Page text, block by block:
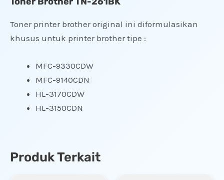
Toner printer brother original ini diformulasikan
khusus untuk printer brother tipe :
MFC-9330CDW
MFC-9140CDN
HL-3170CDW
HL-3150CDN
Produk Terkait